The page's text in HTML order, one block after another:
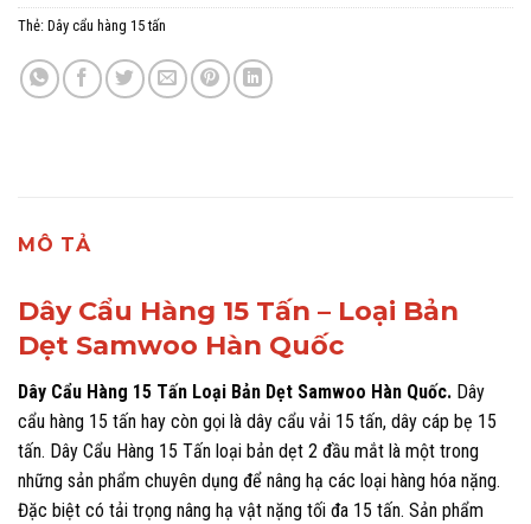
Thẻ: Dây cẩu hàng 15 tấn
MÔ TẢ
Dây Cẩu Hàng 15 Tấn – Loại Bản
Dẹt Samwoo Hàn Quốc
Dây Cẩu Hàng 15 Tấn Loại Bản Dẹt Samwoo Hàn Quốc. Dây
cẩu hàng 15 tấn hay còn gọi là dây cẩu vải 15 tấn, dây cáp bẹ 15
tấn. Dây Cẩu Hàng 15 Tấn loại bản dẹt 2 đầu mắt là một trong
những sản phẩm chuyên dụng để nâng hạ các loại hàng hóa nặng.
Đặc biệt có tải trọng nâng hạ vật nặng tối đa 15 tấn. Sản phẩm